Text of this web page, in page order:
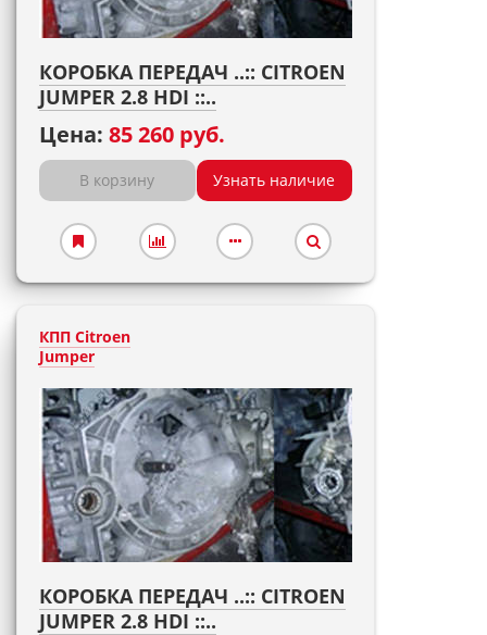
КОРОБКА ПЕРЕДАЧ ..:: CITROEN
JUMPER 2.8 HDI ::..
Цена: 85 260 руб.
В корзину Узнать наличие
КПП Citroen
Jumper
КОРОБКА ПЕРЕДАЧ ..:: CITROEN
JUMPER 2.8 HDI ::..